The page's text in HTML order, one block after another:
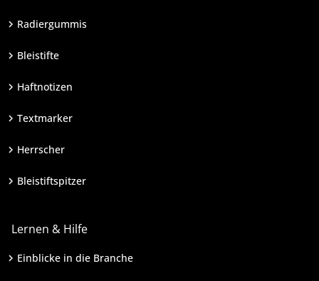
Radiergummis
Bleistifte
Haftnotizen
Textmarker
Herrscher
Bleistiftspitzer
Lernen & Hilfe
Einblicke in die Branche